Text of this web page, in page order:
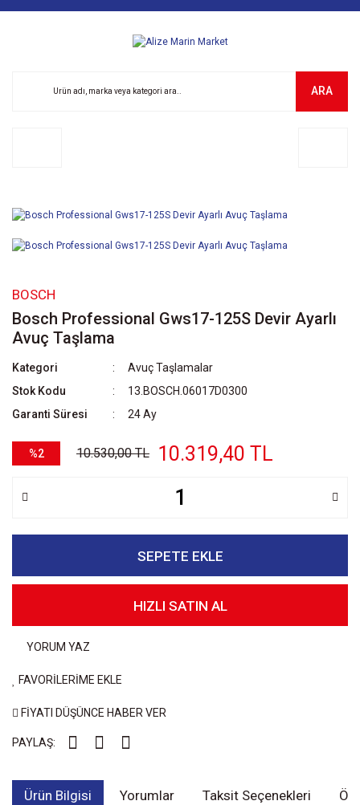
ARA
BOSCH
Bosch Professional Gws17-125S Devir Ayarlı
Avuç Taşlama
Kategori
Avuç Taşlamalar
Stok Kodu
13.BOSCH.06017D0300
Garanti Süresi
24 Ay
%2 10.530,00 TL 10.319,40 TL
SEPETE EKLE
HIZLI SATIN AL
YORUM YAZ
FAVORİLERİME EKLE
FİYATI DÜŞÜNCE HABER VER
PAYLAŞ:
Ürün Bilgisi Yorumlar Taksit Seçenekleri